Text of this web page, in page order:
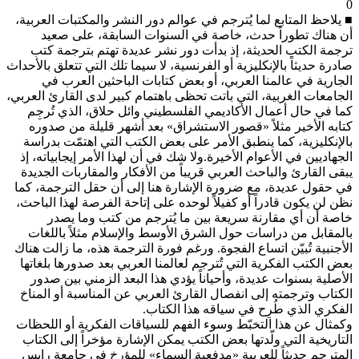
0
■ يلاحظ المتابع لما يُترجم في عوالم دور النشر والمكتبات العربية،
أن هناك تطوراً حدث، خاصة في السنوات السابقة، على صعيد
ترجمة الكتب الحديثة، إذ بدأت دور نشر عديدة تهتم بترجمة كتب
صادرة حديثاً بالإنكليزية أو الفرنسية، لا سيما تلك التي تتعلق بالأحداث
الجارية في عالمنا العربي، أو بعض كتابات الباحثين العرب في
الجامعات الغربية، التي باتت تحظى باهتمام كبير لدى القارئ العربي،
كما في حال أعمال الأكاديمي الفلسطيني وائل حلاق، الذي تُرجِم
كتابه الأخير مثلاً «قصور الاستشراق» بعد أشهر قليلة من صدوره
بالإنكليزية، كما ينطبق الأمر على بعض الكتب التي اهتمّت بدراسة
الجهاديين في الأعوام الأخيرة. ولا شك في أن لهذا الأمر إيجابياته، إذ
يبقى القارئ والباحث العربي قريباً من الأفكار والمقاربات الجديدة
في حقول عديدة، مع ضرورة الإشارة هنا إلى أن حقل الترجمة، كما
نظن لن يكون قادراً أو كفيلاً لوحده على إتاحة الفرصة لهذا الباحث،
خاصة أن أي مقارنة سريعة بين ما يُترجم من كتب وما يصدر
بالمقابل من دراسات حول الشرق الأوسط والإسلام مثلاً باللغات
الأجنبية تُبيّن اتساع الفجوة. ورغم فورة الترجمة هذه، ما زالت هناك
بعض الكتب الفكرية التي تُترجم لعالمنا العربي بعد صدورها بلغاتها
الأصلية بسنوات عديدة، وأحياناً يؤدي هذا البعد الزمني بين صدور
الكتاب وترجمته إلى انفصال القارئ العربي عن المناسبة أو المناخ
الفكري الذي طُرِح في سياقه هذا الكتاب.
وكمثال عن هذا التخبّط وسوء الفهم للسياقات الفكرية أو اللحظات
التاريخية التي ولّدتها بعض الكتب يمكن الإشارة مؤخراً إلى الكتاب
المترجم حديثاً للعربية «مدفعية السماء» للمؤرخ في جامعة رايس